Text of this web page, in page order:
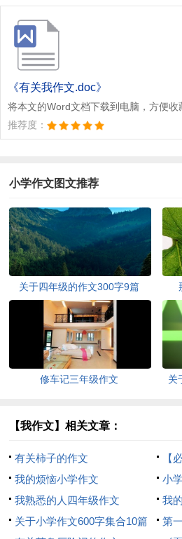
《有关我作文.doc》
将本文的Word文档下载到电脑，方便收
推荐度：
小学作文图文推荐
关于四年级的作文300字9篇
修车记三年级作文 关
【我作文】相关文章：
有关柿子的作文
【
我的烦恼小学作文
小
篇
我熟悉的人四年级作文
我
关于小学作文600字集合10篇
第